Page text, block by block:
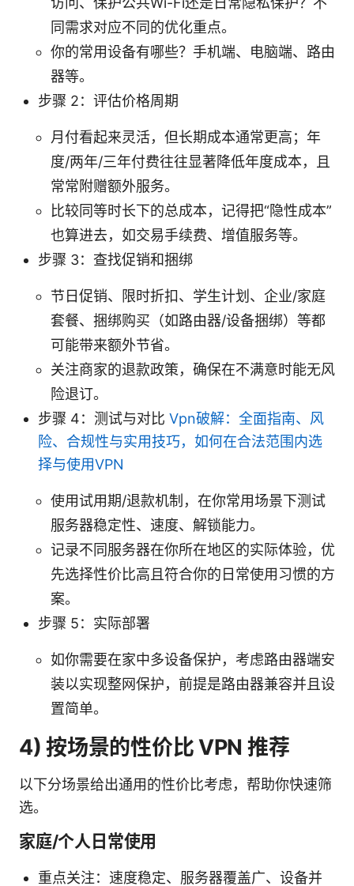
同需求对应不同的优化重点。
你的常用设备有哪些？手机端、电脑端、路由
器等。
步骤 2：评估价格周期
月付看起来灵活，但长期成本通常更高；年
度/两年/三年付费往往显著降低年度成本，且
常常附赠额外服务。
比较同等时长下的总成本，记得把“隐性成本”
也算进去，如交易手续费、增值服务等。
步骤 3：查找促销和捆绑
节日促销、限时折扣、学生计划、企业/家庭
套餐、捆绑购买（如路由器/设备捆绑）等都
可能带来额外节省。
关注商家的退款政策，确保在不满意时能无风
险退订。
步骤 4：测试与对比 Vpn破解：全面指南、风
险、合规性与实用技巧，如何在合法范围内选
择与使用VPN
使用试用期/退款机制，在你常用场景下测试
服务器稳定性、速度、解锁能力。
记录不同服务器在你所在地区的实际体验，优
先选择性价比高且符合你的日常使用习惯的方
案。
步骤 5：实际部署
如你需要在家中多设备保护，考虑路由器端安
装以实现整网保护，前提是路由器兼容并且设
置简单。
4) 按场景的性价比 VPN 推荐
以下分场景给出通用的性价比考虑，帮助你快速筛
选。
家庭/个人日常使用
重点关注：速度稳定、服务器覆盖广、设备并